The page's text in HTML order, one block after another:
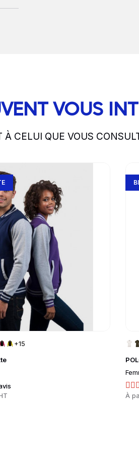
VOUS
À CELUI QUE VOUS
+15
Prix
À